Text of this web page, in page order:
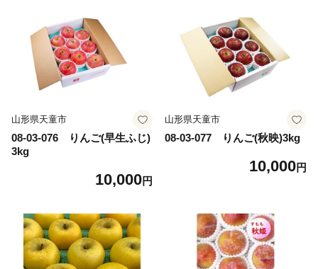
山形県天童市
08-03-076 りんご(早生ふじ)
3kg
10,000円
山形県天童市
08-03-077 りんご(秋映)3kg
10,000円